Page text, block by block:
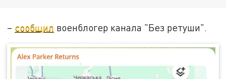
– сообщил военблогер канала "Без ретуши".